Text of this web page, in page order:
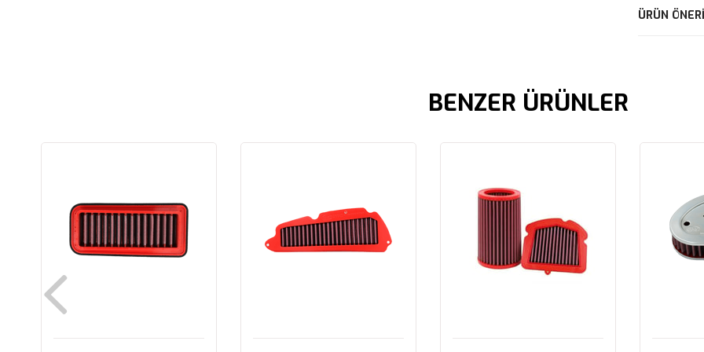
ÜRÜN
BENZER ÜRÜNLER